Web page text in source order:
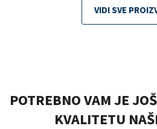
VIDI SVE
POTREBNO VAM JE
KVALITETU